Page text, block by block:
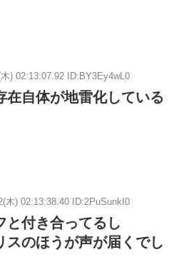
) 02:13:07.92 ID:BY3Ey4wL0
在自体が地雷化している
木) 02:13:38.40 ID:2PuSunkI0
と付き合ってるし
スのほうが声が届くでし